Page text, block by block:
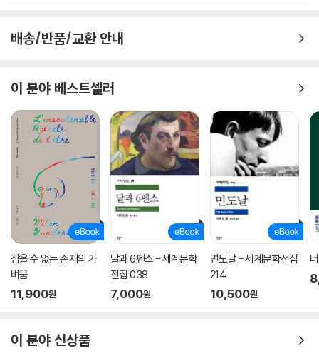
배송/반품/교환 안내
이 분야 베스트셀러
참을 수 없는 존재의 가
벼움
11,900원
달과 6펜스 - 세계문학
전집 038
7,000원
면도날 - 세계문학전집
214
10,500원
이 분야 신상품